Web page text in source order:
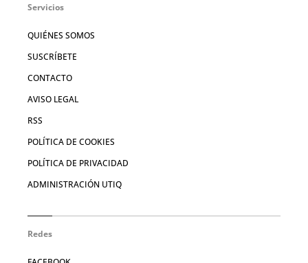
Servicios
QUIÉNES SOMOS
SUSCRÍBETE
CONTACTO
AVISO LEGAL
RSS
POLÍTICA DE COOKIES
POLÍTICA DE PRIVACIDAD
ADMINISTRACIÓN UTIQ
Redes